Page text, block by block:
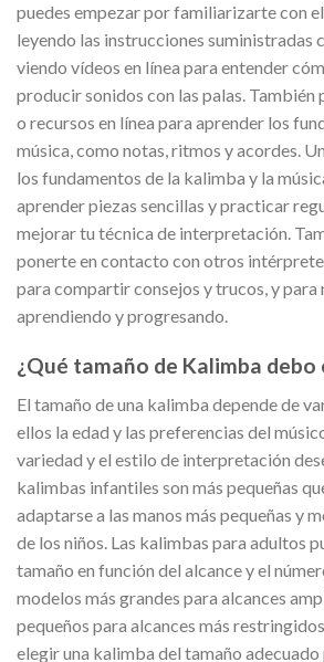
puedes empezar por familiarizarte con
leyendo las instrucciones suministradas
viendo vídeos en línea para entender
producir sonidos con las palas.
o recursos en línea para aprender los
música, como notas, ritmos y acordes.
los fundamentos de la kalimba y la
aprender piezas sencillas y practicar
mejorar tu técnica de interpretación.
ponerte en contacto con otros
para compartir consejos y trucos, y
aprendiendo y progresando.
¿Qué tamaño de Kalimba debo
El tamaño de una kalimba depende de
ellos la edad y las preferencias del
variedad y el estilo de interpretación
kalimbas infantiles son más pequeñas
adaptarse a las manos más pequeñas y
de los niños. Las kalimbas para adultos
tamaño en función del alcance y el
modelos más grandes para alcances
pequeños para alcances más
elegir una kalimba del tamaño adecuado